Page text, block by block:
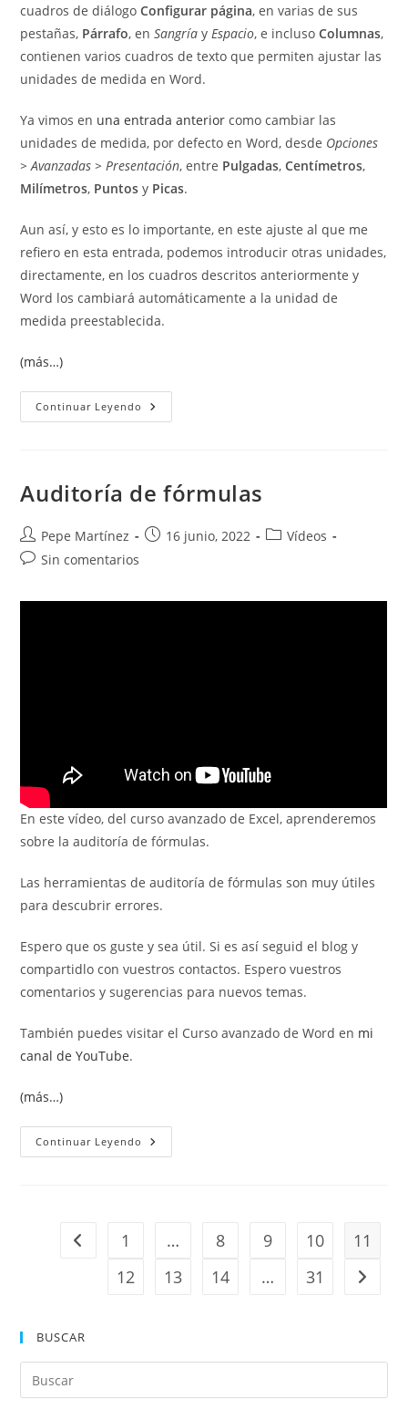
cuadros de diálogoConfigurar página, en varias de sus
pestañas, Párrafo, enSangría y Espacio, e inclusoColumnas,
contienen varios cuadros de texto que permiten ajustar las
unidades de medida en Word.
Ya vimos en una entrada anterior como cambiar las
unidades de medida, por defecto en Word, desde Opciones
> Avanzadas > Presentación, entre Pulgadas,Centímetros,
Milímetros, Puntosy Picas.
Aun así, y esto es lo importante, en este ajuste al que me
refiero en esta entrada, podemos introducir otras unidades,
directamente, en los cuadros descritos anteriormente y
Word los cambiará automáticamente a la unidad de
medida preestablecida.
(más…)
Continuar Leyendo Unidades
De
Auditoría de fórmulas
Autor
de
Pepe Martínez
Publicación
16 junio, 2022
Categoría
Vídeos
Comentarios
Sin comentarios
En este vídeo, del curso avanzado de Excel, aprenderemos
sobre la auditoría de fórmulas.
Las herramientas de auditoría de fórmulas son muy útiles
para descubrir errores.
Espero que os guste y sea útil. Si es así seguid el blog y
compartidlo con vuestros contactos. Espero vuestros
comentarios y sugerencias para nuevos temas.
También puedes visitar el Curso avanzado de Word en mi
canal de YouTube.
(más…)
Continuar Leyendo Auditoría
De
Ir a la página anterior
1 … 8 9 10
11
12
13 14 … 31 Ir a la
BUSCAR